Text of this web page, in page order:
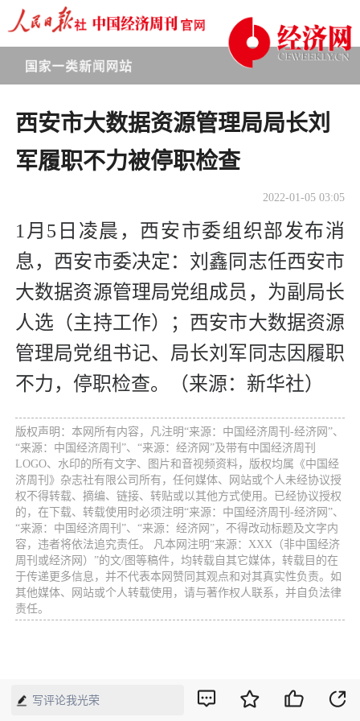
西安市大数据资源管理局局长刘
军履职不力被停职检查
2022-01-05 03:05
1月5日凌晨，西安市委组织部发布消
息，西安市委决定：刘鑫同志任西安市
大数据资源管理局党组成员，为副局长
人选（主持工作）；西安市大数据资源
管理局党组书记、局长刘军同志因履职
不力，停职检查。（来源：新华社）
版权声明：本网所有内容，凡注明“来源：中国经济周刊-经济网”、
“来源：中国经济周刊”、“来源：经济网”及带有中国经济周刊
LOGO、水印的所有文字、图片和音视频资料，版权均属《中国经
济周刊》杂志社有限公司所有，任何媒体、网站或个人未经协议授
权不得转载、摘编、链接、转贴或以其他方式使用。已经协议授权
的，在下载、转载使用时必须注明“来源：中国经济周刊-经济网”、
“来源：中国经济周刊”、“来源：经济网”，不得改动标题及文字内
容，违者将依法追究责任。 凡本网注明“来源：XXX（非中国经济
周刊或经济网）”的文/图等稿件，均转载自其它媒体，转载目的在
于传递更多信息，并不代表本网赞同其观点和对其真实性负责。如
其他媒体、网站或个人转载使用，请与著作权人联系，并自负法律
责任。
写评论我光荣